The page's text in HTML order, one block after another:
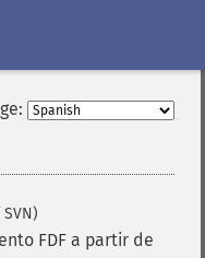
SVN)
FDF a partir de